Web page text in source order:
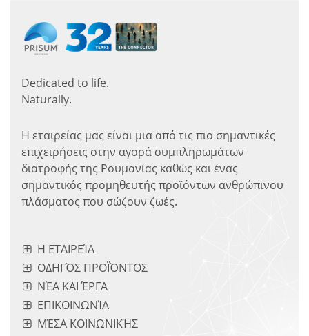
Dedicated to life.
Naturally.
Η εταιρείας μας είναι μια από τις πιο σημαντικές
επιχειρήσεις στην αγορά συμπληρωμάτων
διατροφής της Ρουμανίας καθώς και ένας
σημαντικός προμηθευτής προϊόντων ανθρώπινου
πλάσματος που σώζουν ζωές.
Η ΕΤΑΙΡΕΊΑ
ΟΔΗΓΌΣ ΠΡΟΪΌΝΤΟΣ
ΝΈΑ ΚΑΙ ΈΡΓΑ
ΕΠΙΚΟΙΝΩΝΊΑ
ΜΈΣΑ ΚΟΙΝΩΝΙΚΉΣ